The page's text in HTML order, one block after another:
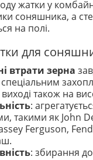
жатки у
соняшника, а
на полі.
для
втрати зерна
також на
:
такими як John
Ferguson,
: збирання до